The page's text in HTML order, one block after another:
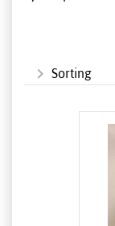
Sorting